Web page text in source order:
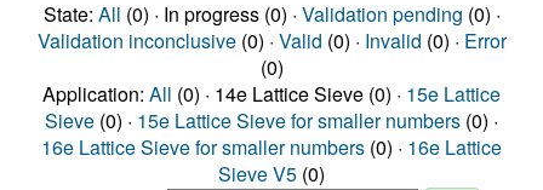
State: All (0) · In progress (0) · Validation pending (0) ·
Validation inconclusive(0) · Valid (0) · Invalid (0) · Error
(0)
Application: All (0) · 14e Lattice Sieve (0) · 15e Lattice
Sieve (0) · 15e Lattice Sieve for smaller numbers (0) ·
16e Lattice Sieve for smaller numbers (0) · 16e Lattice
Sieve V5 (0)